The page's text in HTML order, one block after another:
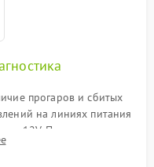
прогаров и сбитых
на линиях питания
12V. Проверка на
питания GPU и